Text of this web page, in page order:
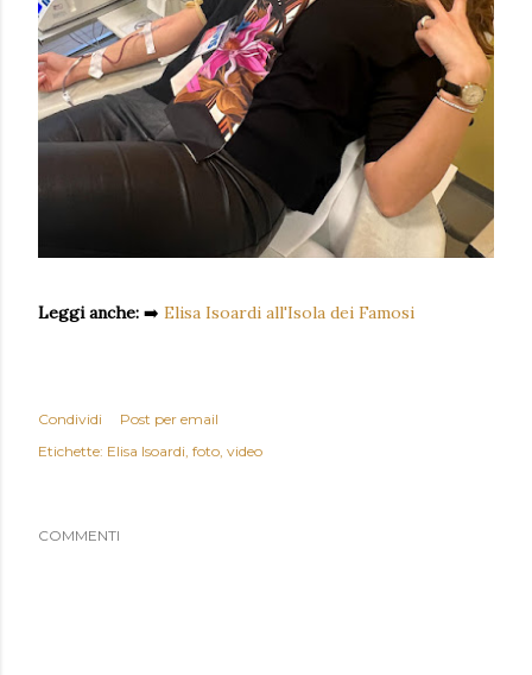
Leggi anche: ➡️ Elisa Isoardi all'Isola dei Famosi
Condividi
Post per email
Etichette: Elisa Isoardi foto video
COMMENTI